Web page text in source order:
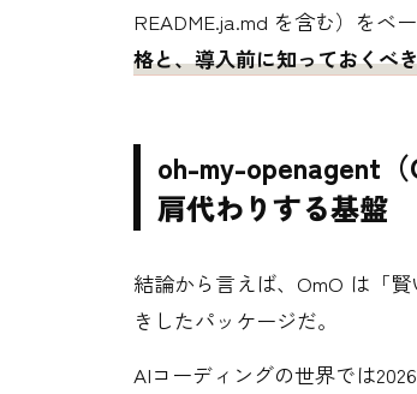
README.ja.md を含む）をベ
格と、導入前に知っておくべ
oh-my-openagent
肩代わりする基盤
結論から言えば、OmO は「
きしたパッケージだ。
AIコーディングの世界では